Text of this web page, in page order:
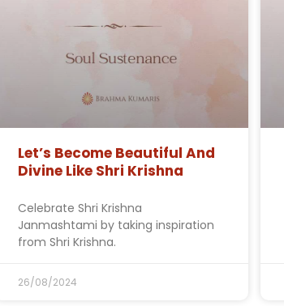
Let’s Become Beautiful And
Divine Like Shri Krishna
Celebrate Shri Krishna
Janmashtami by taking inspiration
from Shri Krishna.
26/08/2024